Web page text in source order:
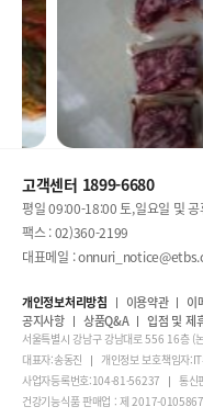
고객센터 1899-6680
평일 09:00-18:00 토,일요일 및 공
팩스 : 02)360-2199
대표메일 :
개인정보처리방침 이용약관
이
공지사항
상품Q&A 입점 및 제
서울특별시 강남구 강남대로 556 16층 (
대표자:송동진
개인정보 보호책임자
사업자등록번호:104-81-56237
통신
건강기능식품 판매업 : 제 2017-